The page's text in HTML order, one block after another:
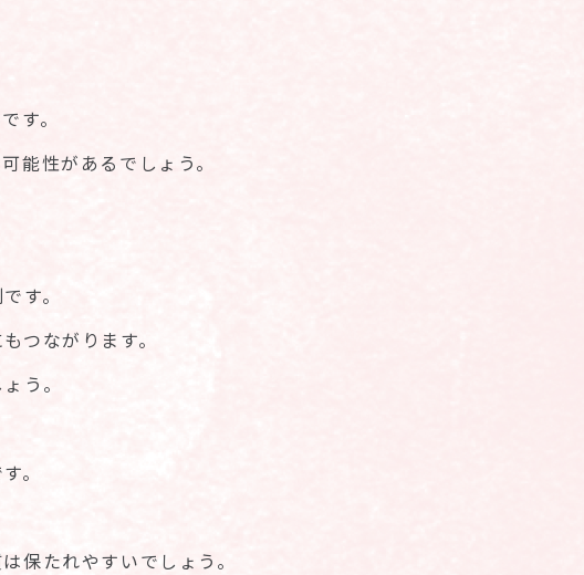
す。
能性があるでしょう。
す。
つながります。
う。
。
保たれやすいでしょう。